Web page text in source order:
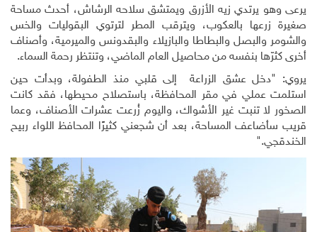
يرعى وهو يرتدي زيه الأزرق ويمتشق سلاحه الرشاش، أحدث مساحة
صغيرة زرعها بالعكوب، ويترقب المطر لترتوي البقوليات والخس
والشومر والبصل والبطاطا والبازيلاء والبقدونس والميرمية، وأصناف
أخرى كثرّها بنفسه من محاصيل العام الماضي، وتنتظر رحمة السماء.
يروي: "دخل عشق الزراعة إلى قلبي منذ الطفولة، وبدأت حين
استلمت عملي في مقر المحافظة، باستصلاح محيطها، فقد كانت
الصخور لا تنبت غير الأشواك، واليوم زُرعت عشرات الأصناف، وعما
قريب سأضاعف المساحة، بعد أن شجعني كثيرًا المحافظ اللواء ربيح
الخندقجي".